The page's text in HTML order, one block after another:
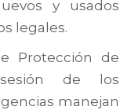
y usados
legales.
Protección de
de los
manejan